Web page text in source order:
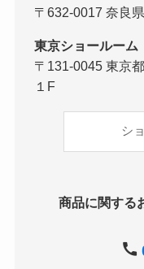
〒632-0017 奈良
東京ショールーム
〒131-0045 東京
１F
シ
商品に関する